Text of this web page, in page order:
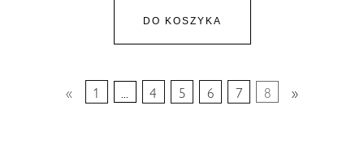
DO KOSZYKA
« 1 4 5 6 7 8 »